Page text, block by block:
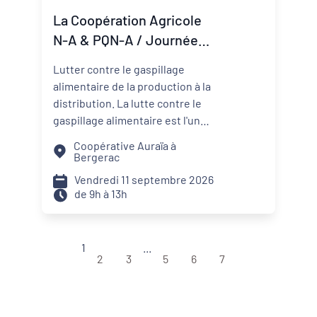
nécessaires pour transformer
une ambition politique en projet
territorial.
La Coopération Agricole
N-A & PQN-A / Journée
contre le gaspillage
alimentaire
Lutter contre le gaspillage
alimentaire de la production à la
distribution. La lutte contre le
gaspillage alimentaire est l'un
les projets alimentaires
territoriaux via : la
sensibilisation des convives, la
formation des agents de
solidarité. Sur les territoires, les
Coopérative Auraïa à
Bergerac
Vendredi 11 septembre 2026
de 9h à 13h
1
2
3
5
6 7